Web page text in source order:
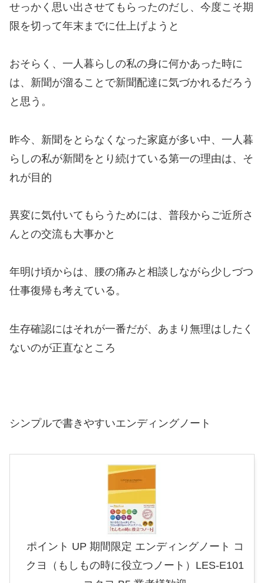
せっかく思い出させてもらったのだし、今度こそ期
限を切って年末までに仕上げようと
おそらく、一人暮らしの私の身に何かあった時に
は、新聞が溜ることで新聞配達に気づかれるだろう
と思う。
昨今、新聞をとらなくなった家庭が多い中、一人暮
らしの私が新聞をとり続けている第一の理由は、そ
れが目的
異変に気付いてもらうためには、普段からご近所さ
んとの交流も大事かと
年明け頃からは、腰の痛みと相談しながら少しづつ
仕事復帰も考えている。
生存確認にはそれが一番だが、あまり無理はしたく
ないのが正直なところ
シンプルで書きやすいエンディングノート
ポイント UP 期間限定 エンディングノート コ
クヨ（もしもの時に役立つノート）LES-E101